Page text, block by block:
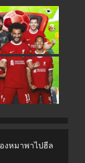
องหมาพาไปฮีล